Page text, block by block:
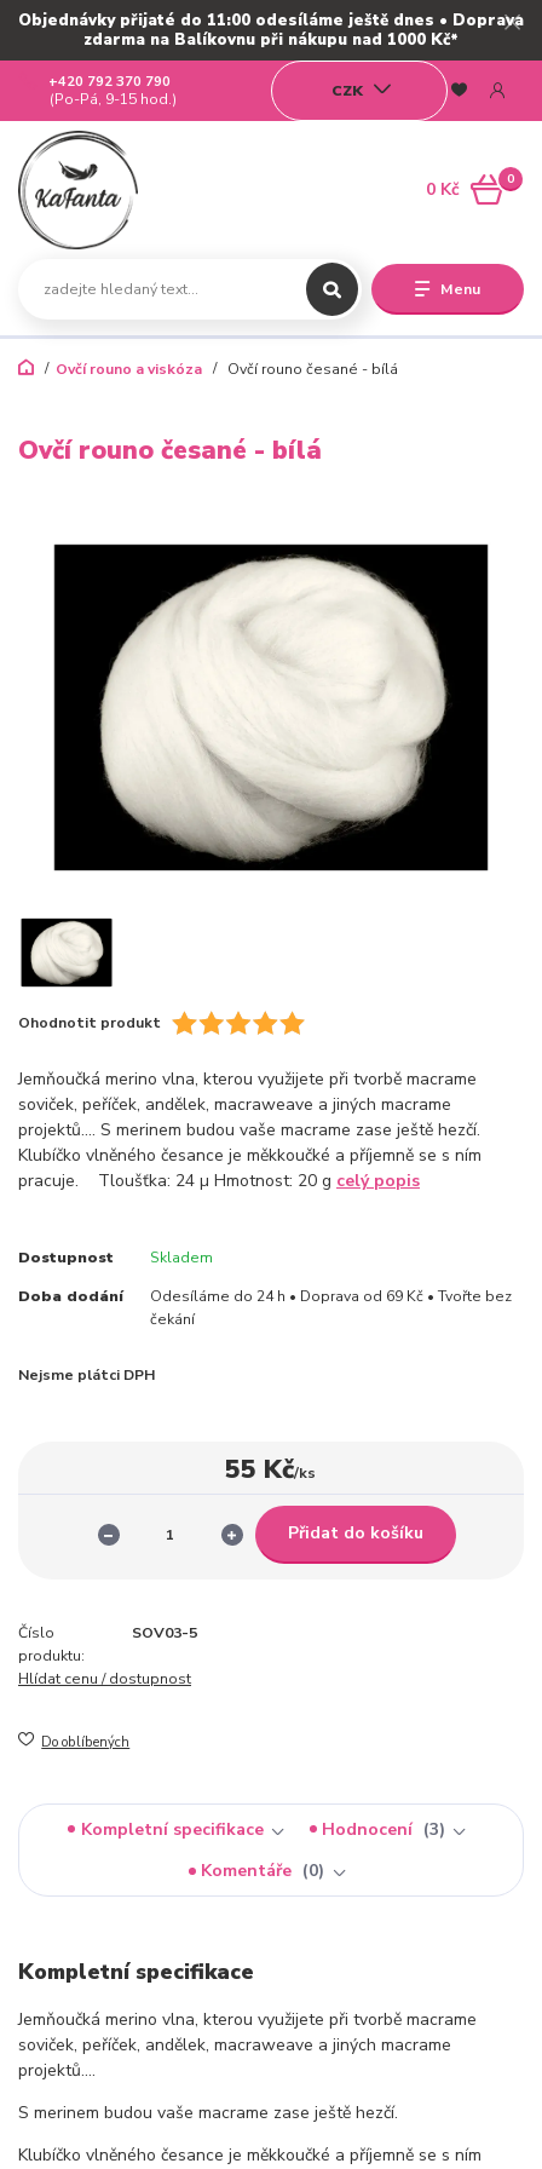
Objednávky přijaté do 11:00 odesíláme ještě dnes • Doprava
zdarma na Balíkovnu při nákupu nad 1000 Kč*
Menu
CZK
+420 792 370 790
(Po-Pá, 9-15 hod.)
0
0 Kč
Ovčí rouno a viskóza Ovčí rouno česané - bílá
Ovčí rouno česané - bílá
Ohodnotit produkt
Jemňoučká merino vlna, kterou využijete při tvorbě macrame
soviček, peříček, andělek, macraweave a jiných macrame
projektů.... S merinem budou vaše macrame zase ještě hezčí.
Klubíčko vlněného česance je měkkoučké a příjemně se s ním
pracuje. Tloušťka: 24 µ Hmotnost: 20 g celý popis
Dostupnost Skladem
Doba dodání
Odesíláme do 24 h • Doprava od 69 Kč • Tvořte bez
čekání
Nejsme plátci DPH
55 Kč/ks
Přidat do košíku
Číslo
produktu:
SOV03-5
Hlídat cenu / dostupnost
Do oblíbených
Kompletní specifikace Hodnocení
3
Komentáře
0
Kompletní specifikace
Jemňoučká merino vlna, kterou využijete při tvorbě macrame
soviček, peříček, andělek, macraweave a jiných macrame
projektů....
S merinem budou vaše macrame zase ještě hezčí.
Klubíčko vlněného česance je měkkoučké a příjemně se s ním